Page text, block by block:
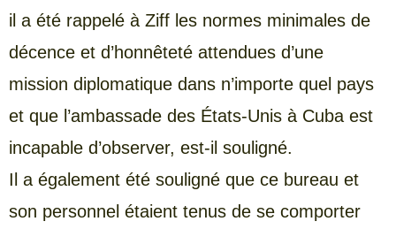
il a été rappelé à Ziff les normes minimales de
décence et d’honnêteté attendues d’une
mission diplomatique dans n’importe quel pays
et que l’ambassade des États-Unis à Cuba est
incapable d’observer, est-il souligné.
Il a également été souligné que ce bureau et
son personnel étaient tenus de se comporter